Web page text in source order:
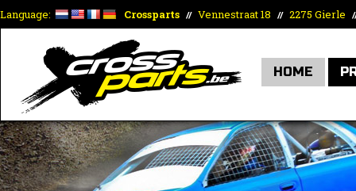
Language: Crossparts // Vennestraat 18 // 2275 Gierle
HOME